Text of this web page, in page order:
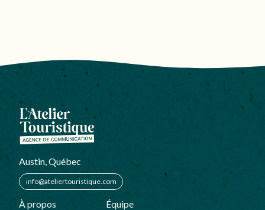
Austin, Québec
info@ateliertouristique.com
À propos
Équipe